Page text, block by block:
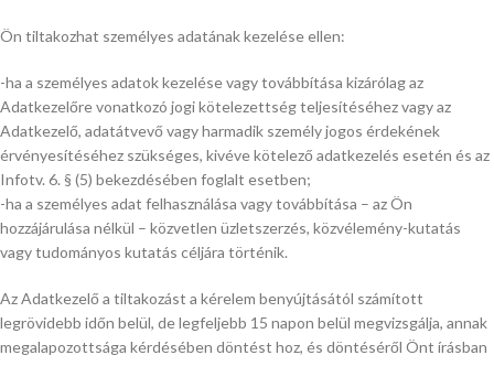
Ön tiltakozhat személyes adatának kezelése ellen:
-ha a személyes adatok kezelése vagy továbbítása kizárólag az
Adatkezelőre vonatkozó jogi kötelezettség teljesítéséhez vagy az
Adatkezelő, adatátvevő vagy harmadik személy jogos érdekének
érvényesítéséhez szükséges, kivéve kötelező adatkezelés esetén és az
Infotv. 6. § (5) bekezdésében foglalt esetben;
-ha a személyes adat felhasználása vagy továbbítása – az Ön
hozzájárulása nélkül – közvetlen üzletszerzés, közvélemény-kutatás
vagy tudományos kutatás céljára történik.
Az Adatkezelő a tiltakozást a kérelem benyújtásától számított
legrövidebb időn belül, de legfeljebb 15 napon belül megvizsgálja, annak
megalapozottsága kérdésében döntést hoz, és döntéséről Önt írásban